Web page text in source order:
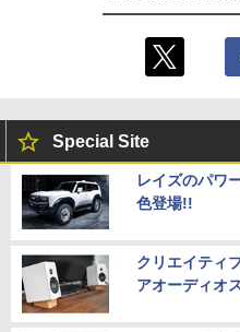
Special Site
レイズのパワ
色登場!!
クリエイティ
アオーディオ